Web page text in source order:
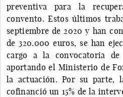
preventiva para la
convento. Estos últimos
septiembre de 2020 y han
de 320.000 euros, se han
cargo a la convocatoria de
aportando el Ministerio de
la actuación. Por su parte,
cofinanció un 15% de la